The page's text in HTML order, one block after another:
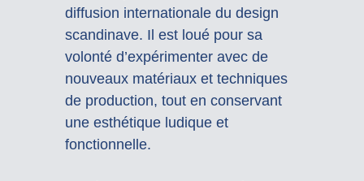
diffusion internationale du design
scandinave. Il est loué pour sa
volonté d’expérimenter avec de
nouveaux matériaux et techniques
de production, tout en conservant
une esthétique ludique et
fonctionnelle.